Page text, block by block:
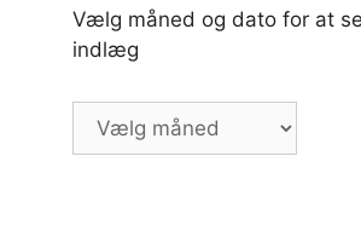
Vælg måned og dato for at
indlæg
Vælg
måned